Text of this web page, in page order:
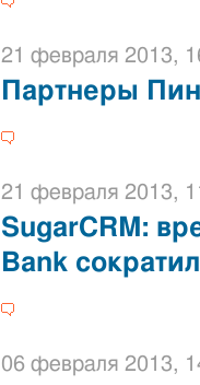
21 февраля 2013,
Партнеры
21 февраля 2013,
SugarCRM:
Bank
06 февраля 2013,